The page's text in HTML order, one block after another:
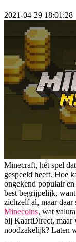
2021-04-29 18:01:28
Minecraft, hét spel
gespeeld heeft. Hoe
ongekend populair
best begrijpelijk,
zichzelf al, maar
Minecoins, wat
bij KaartDirect, maar
noodzakelijk? Laten